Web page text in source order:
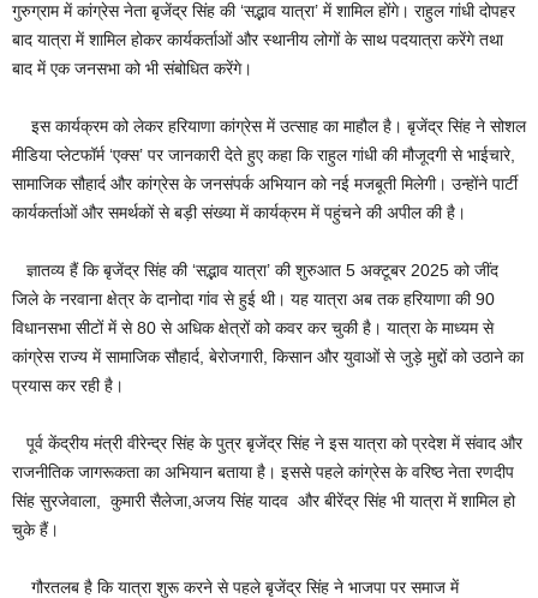
गुरुग्राम में कांग्रेस नेता बृजेंद्र सिंह की ‘सद्भाव यात्रा’ में शामिल होंगे। राहुल गांधी दोपहर
बाद यात्रा में शामिल होकर कार्यकर्ताओं और स्थानीय लोगों के साथ पदयात्रा करेंगे तथा
बाद में एक जनसभा को भी संबोधित करेंगे।
इस कार्यक्रम को लेकर हरियाणा कांग्रेस में उत्साह का माहौल है। बृजेंद्र सिंह ने सोशल
मीडिया प्लेटफॉर्म ‘एक्स’ पर जानकारी देते हुए कहा कि राहुल गांधी की मौजूदगी से भाईचारे,
सामाजिक सौहार्द और कांग्रेस के जनसंपर्क अभियान को नई मजबूती मिलेगी। उन्होंने पार्टी
कार्यकर्ताओं और समर्थकों से बड़ी संख्या में कार्यक्रम में पहुंचने की अपील की है।
ज्ञातव्य हैं कि बृजेंद्र सिंह की ‘सद्भाव यात्रा’ की शुरुआत 5 अक्टूबर 2025 को जींद
जिले के नरवाना क्षेत्र के दानोदा गांव से हुई थी। यह यात्रा अब तक हरियाणा की 90
विधानसभा सीटों में से 80 से अधिक क्षेत्रों को कवर कर चुकी है। यात्रा के माध्यम से
कांग्रेस राज्य में सामाजिक सौहार्द, बेरोजगारी, किसान और युवाओं से जुड़े मुद्दों को उठाने का
प्रयास कर रही है।
पूर्व केंद्रीय मंत्री वीरेन्द्र सिंह के पुत्र बृजेंद्र सिंह ने इस यात्रा को प्रदेश में संवाद और
राजनीतिक जागरूकता का अभियान बताया है। इससे पहले कांग्रेस के वरिष्ठ नेता रणदीप
सिंह सुरजेवाला, कुमारी सैलेजा,अजय सिंह यादव और बीरेंद्र सिंह भी यात्रा में शामिल हो
चुके हैं।
गौरतलब है कि यात्रा शुरू करने से पहले बृजेंद्र सिंह ने भाजपा पर समाज में